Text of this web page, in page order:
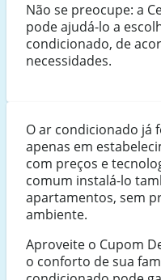
Não se preocupe: a
pode ajudá-lo a
condicionado, de
necessidades.
O ar condicionado já
apenas em
com preços e
comum instalá-lo
apartamentos, sem
ambiente.
Aproveite o Cupom
o conforto de sua